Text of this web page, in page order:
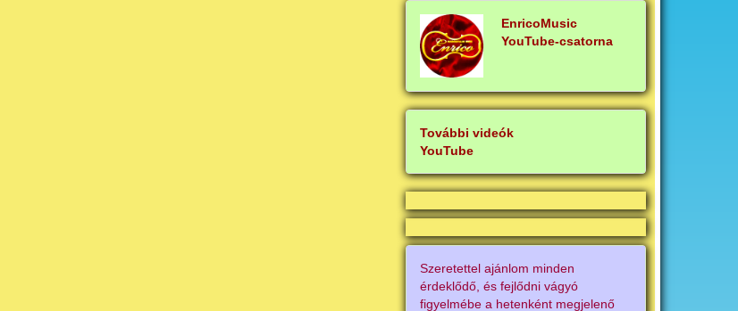
EnricoMusic
YouTube-csatorna
További videók
YouTube
Szeretettel ajánlom minden
érdeklődő, és fejlődni vágyó
figyelmébe a hetenként megjelenő